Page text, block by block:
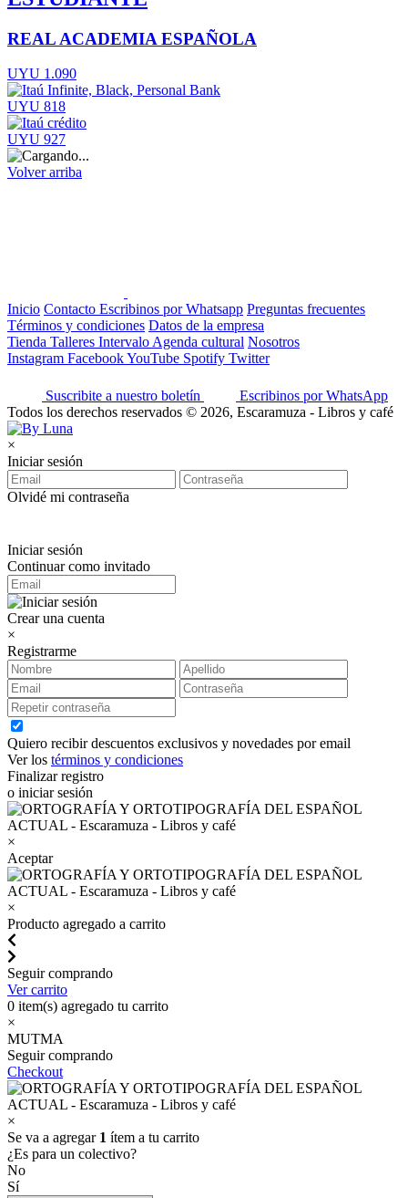
REAL ACADEMIA ESPAÑOLA
UYU 1.090
UYU 818
UYU 927
Volver arriba
Inicio Contacto Escribinos por Whatsapp Preguntas frecuentes
Términos y condiciones Datos de la empresa
Tienda Talleres IntervaloAgenda cultural Nosotros
Instagram FacebookYouTube Spotify Twitter
Suscribite a nuestro boletín
Escribinos por WhatsApp
Todos los derechos reservados © 2026, Escaramuza - Libros y café
×
Iniciar sesión
Olvidé mi contraseña
Iniciar sesión
Continuar como invitado
Crear una cuenta
×
Registrarme
Quiero recibir descuentos exclusivos y novedades por email
Ver los términos y condiciones
Finalizar registro
o iniciar sesión
×
Aceptar
×
Producto agregado a carrito
Seguir comprando
Ver carrito
0 item(s) agregado tu carrito
×
MUTMA
Seguir comprando
Checkout
×
Se va a agregar 1 ítem a tu carrito
¿Es para un colectivo?
No
Sí